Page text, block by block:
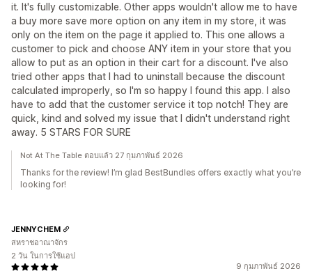
it. It's fully customizable. Other apps wouldn't allow me to have
a buy more save more option on any item in my store, it was
only on the item on the page it applied to. This one allows a
customer to pick and choose ANY item in your store that you
allow to put as an option in their cart for a discount. I've also
tried other apps that I had to uninstall because the discount
calculated improperly, so I'm so happy I found this app. I also
have to add that the customer service it top notch! They are
quick, kind and solved my issue that I didn't understand right
away. 5 STARS FOR SURE
Not At The Table ตอบแล้ว 27 กุมภาพันธ์ 2026
Thanks for the review! I’m glad BestBundles offers exactly what you’re
looking for!
9 กุมภาพันธ์ 2026
JENNYCHEM
สหราชอาณาจักร
2 วัน ในการใช้แอป